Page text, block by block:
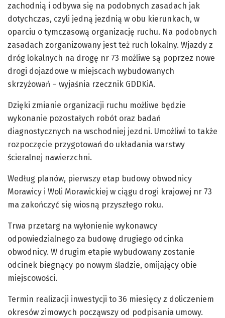
zachodnią i odbywa się na podobnych zasadach jak
dotychczas, czyli jedną jezdnią w obu kierunkach, w
oparciu o tymczasową organizację ruchu. Na podobnych
zasadach zorganizowany jest też ruch lokalny. Wjazdy z
dróg lokalnych na drogę nr 73 możliwe są poprzez nowe
drogi dojazdowe w miejscach wybudowanych
skrzyżowań – wyjaśnia rzecznik GDDKiA.
Dzięki zmianie organizacji ruchu możliwe będzie
wykonanie pozostałych robót oraz badań
diagnostycznych na wschodniej jezdni. Umożliwi to także
rozpoczęcie przygotowań do układania warstwy
ścieralnej nawierzchni.
Według planów, pierwszy etap budowy obwodnicy
Morawicy i Woli Morawickiej w ciągu drogi krajowej nr 73
ma zakończyć się wiosną przyszłego roku.
Trwa przetarg na wyłonienie wykonawcy
odpowiedzialnego za budowę drugiego odcinka
obwodnicy. W drugim etapie wybudowany zostanie
odcinek biegnący po nowym śladzie, omijający obie
miejscowości.
Termin realizacji inwestycji to 36 miesięcy z doliczeniem
okresów zimowych począwszy od podpisania umowy.